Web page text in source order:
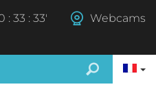
: 33 : 33' Webcams